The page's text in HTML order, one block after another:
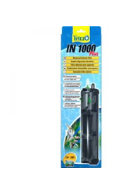
var:
kr. 40,00.